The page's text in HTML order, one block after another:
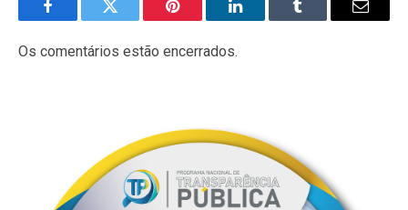
FacebookTwitter Pinterest LinkedInTumblr
E-
Os comentários estão encerrados.